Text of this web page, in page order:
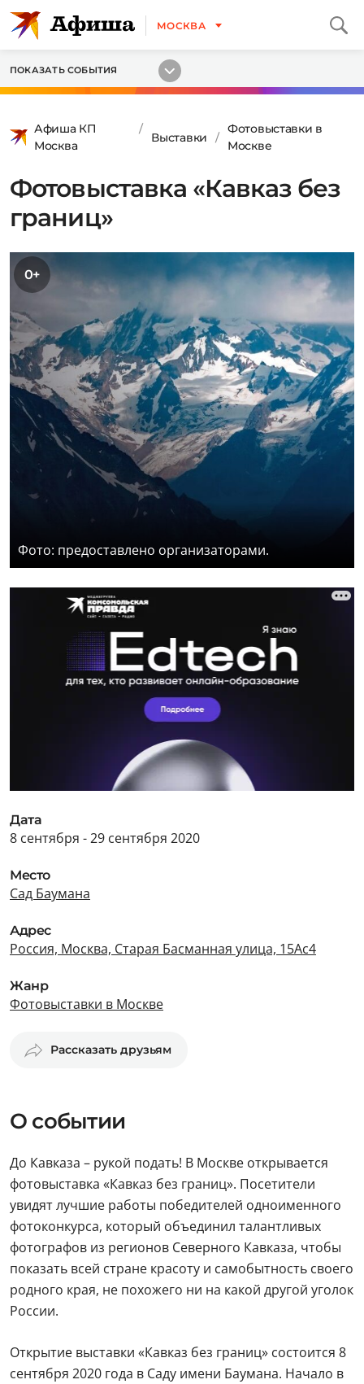
МОСКВА
ПОКАЗАТЬ СОБЫТИЯ
Афиша КП
Москва
Выставки
Фотовыставки в
Москве
Фотовыставка «Кавказ без
границ»
0+
Фото: предоставлено организаторами.
Дата
8 сентября - 29 сентября 2020
Место
Сад Баумана
Адрес
Россия, Москва, Старая Басманная улица, 15Ас4
Жанр
Фотовыставки в Москве
Рассказать друзьям
О событии
До Кавказа – рукой подать! В Москве открывается
фотовыставка «Кавказ без границ». Посетители
увидят лучшие работы победителей одноименного
фотоконкурса, который объединил талантливых
фотографов из регионов Северного Кавказа, чтобы
показать всей стране красоту и самобытность своего
родного края, не похожего ни на какой другой уголок
России.
Открытие выставки «Кавказ без границ» состоится 8
сентября 2020 года в Саду имени Баумана. Начало в